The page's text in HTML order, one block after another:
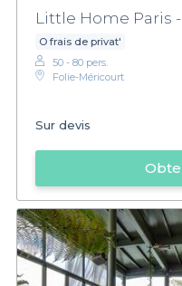
Little Home Paris
O frais de privat'
50 - 80 pers.
Folie-Méricourt
Sur devis